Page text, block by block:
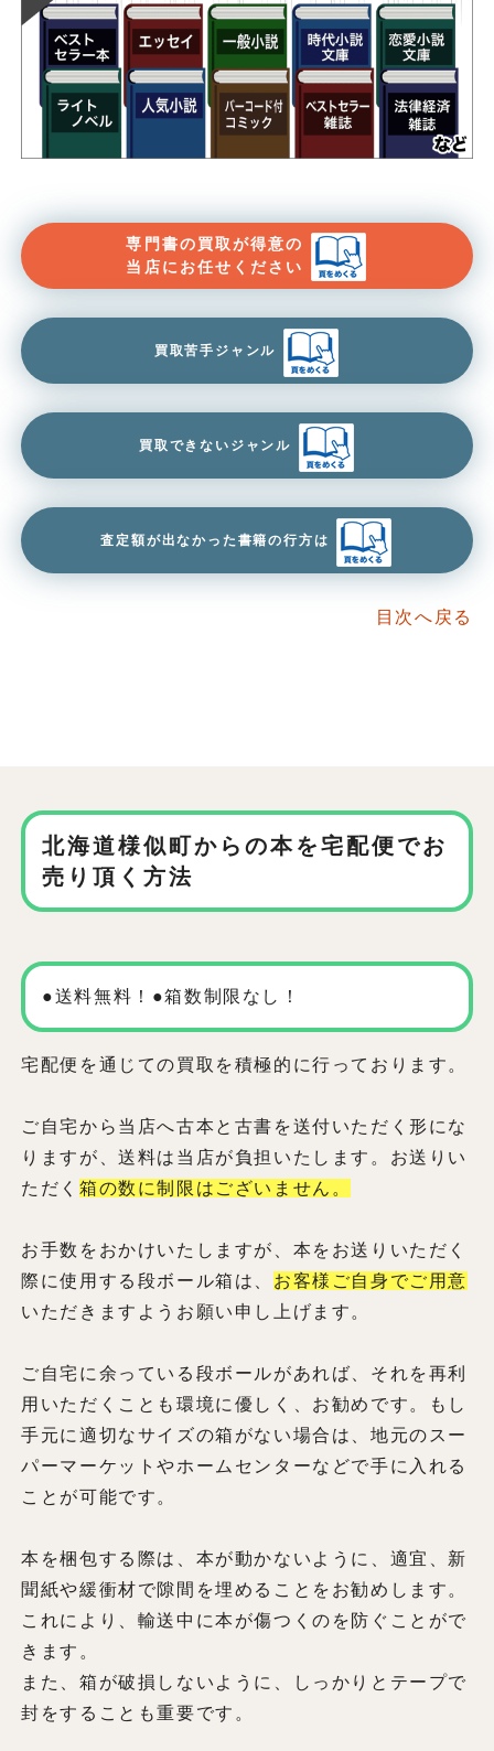
専門書の買取が得意の
当店にお任せください
買取苦手ジャンル
買取できないジャンル
査定額が出なかった書籍の行方は
目次へ戻る
北海道様似町からの本を宅配便でお
売り頂く方法
●送料無料！●箱数制限なし！
宅配便を通じての買取を積極的に行っております。
ご自宅から当店へ古本と古書を送付いただく形にな
りますが、送料は当店が負担いたします。お送りい
ただく 箱の数に制限はございません。
お手数をおかけいたしますが、本をお送りいただく
際に使用する段ボール箱は、 お客様ご自身でご用意
いただきますようお願い申し上げます。
ご自宅に余っている段ボールがあれば、それを再利
用いただくことも環境に優しく、お勧めです。もし
手元に適切なサイズの箱がない場合は、地元のスー
パーマーケットやホームセンターなどで手に入れる
ことが可能です。
本を梱包する際は、本が動かないように、適宜、新
聞紙や緩衝材で隙間を埋めることをお勧めします。
これにより、輸送中に本が傷つくのを防ぐことがで
きます。
また、箱が破損しないように、しっかりとテープで
封をすることも重要です。